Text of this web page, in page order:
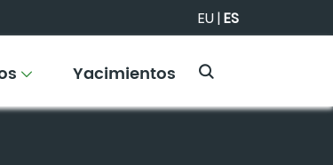
EU|ES
Yacimientos